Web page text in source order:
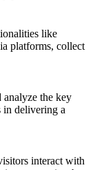
like
platforms, collect
analyze the key
in delivering a
interact with